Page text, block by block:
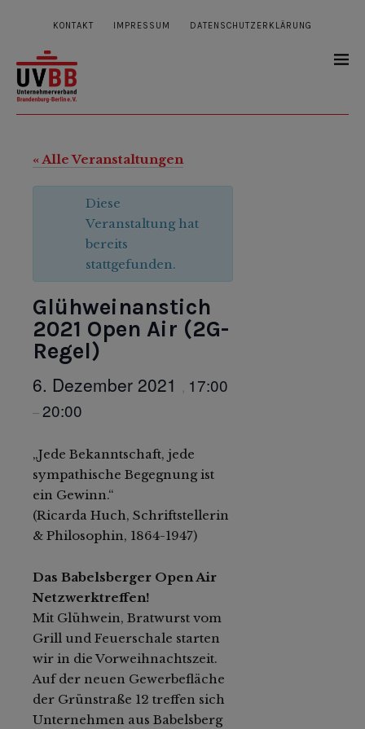
KONTAKT IMPRESSUM DATENSCHUTZERKLÄRUNG
« Alle Veranstaltungen
Diese
Veranstaltung hat
bereits
stattgefunden.
Glühweinanstich
2021 Open Air (2G-
Regel)
6. Dezember 2021 , 17:00
– 20:00
„Jede Bekanntschaft, jede
sympathische Begegnung ist
ein Gewinn.“
(Ricarda Huch, Schriftstellerin
& Philosophin, 1864-1947)
Das Babelsberger Open Air
Netzwerktreffen!
Mit Glühwein, Bratwurst vom
Grill und Feuerschale starten
wir in die Vorweihnachtszeit.
Auf der neuen Gewerbefläche
der Grünstraße 12 treffen sich
Unternehmen aus Babelsberg